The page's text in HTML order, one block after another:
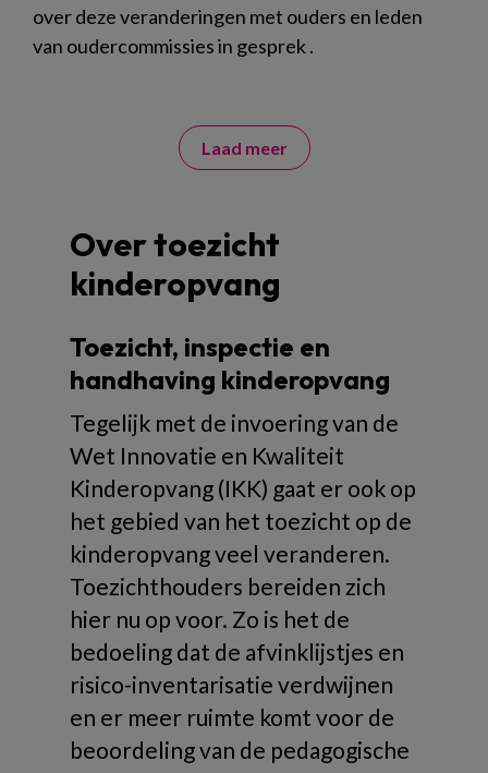
over deze veranderingen met ouders en leden
van oudercommissies in gesprek .
Laad meer
Over toezicht
kinderopvang
Toezicht, inspectie en
handhaving kinderopvang
Tegelijk met de invoering van de
Wet Innovatie en Kwaliteit
Kinderopvang (IKK) gaat er ook op
het gebied van het toezicht op de
kinderopvang veel veranderen.
Toezichthouders bereiden zich
hier nu op voor. Zo is het de
bedoeling dat de afvinklijstjes en
risico-inventarisatie verdwijnen
en er meer ruimte komt voor de
beoordeling van de pedagogische